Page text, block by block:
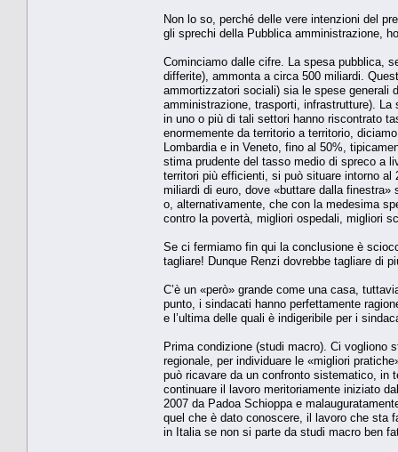
Non lo so, perché delle vere intenzioni del
gli sprechi della Pubblica amministrazione,
Cominciamo dalle cifre. La spesa pubblica,
differite), ammonta a circa 500 miliardi.
ammortizzatori sociali) sia le spese generali
amministrazione, trasporti, infrastrutture). La
in uno o più di tali settori hanno riscontrato
enormemente da territorio a territorio,
Lombardia e in Veneto, fino al 50%,
stima prudente del tasso medio di spreco a
territori più efficienti, si può situare intorno
miliardi di euro, dove «buttare dalla
o, alternativamente, che con la medesima
contro la povertà, migliori ospedali, migliori
Se ci fermiamo fin qui la conclusione è
tagliare! Dunque Renzi dovrebbe tagliare di
C’è un «però» grande come una casa,
punto, i sindacati hanno perfettamente
e l’ultima delle quali è indigeribile per i
Prima condizione (studi macro). Ci vogliono
regionale, per individuare le «migliori
può ricavare da un confronto sistematico, in
continuare il lavoro meritoriamente iniziato
2007 da Padoa Schioppa e
quel che è dato conoscere, il lavoro che sta
in Italia se non si parte da studi macro ben